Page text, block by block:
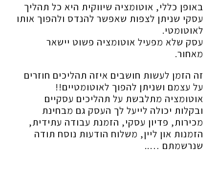
באופן כללי, אוטומציה שיווקית היא כל תהליך
עסקי שניתן לצפות שאפשר להנדס ולהפוך אותו
לאוטומטי.
עסק שלא מפעיל אוטומציה פשוט יישאר
מאחור.
זה הזמן לעשות חושבים איזה תהליכים חוזרים
על עצמם ושניתן להפוך לאוטומטיים!!
אוטומציה מתלבשת על תהליכים עסקיים
ובקלות יכולה לייעל לך העסק גם מבחינת
מכירות, פדיון עסקי, הזמנת עבודה עתידית,
הזמנות און ליין, משלוח הודעות נוסח תודה
שנרשמתם …..